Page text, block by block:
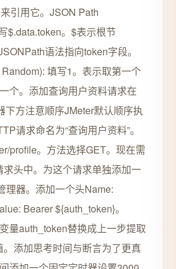
引用它。JSON Path
$.data.token。$表示根节
语法指向token字段。
填写1。表示取第一个
个。添加查询用户资料请求在
下方注意顺序JMeter默认顺序执
请求命名为“查询用户资料”。
profile。方法选择GET。现在需
头中。为这个请求单独添加一
理器。添加一个头Name:
Bearer ${auth_token}。
量auth_token替换成上一步提取
添加思考时间与断言为了更真